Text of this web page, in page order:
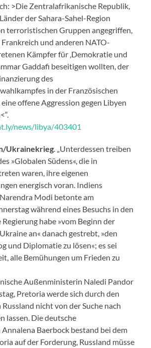
>Die Zentralafrikanische Republik,
der Sahara-Sahel-Region
terroristischen Gruppen angegriffen,
und anderen NATO-
Kämpfer für ‚Demokratie und
Gaddafi beseitigen wollten, der
des
in der Französischen
offene Aggression gegen Libyen
news/libya/403401
Ukrainekrieg . „Unterdessen treiben
»Globalen Südens«, die in
waren, ihre eigenen
energisch voran. Indiens
Modi betonte am
während eines Besuchs in den
Regierung habe »vom Beginn der
an« danach gestrebt, »den
und Diplomatie zu lösen«; es sei
alle Bemühungen um Frieden zu
Außenministerin Naledi Pandor
Pretoria werde sich durch den
nicht von der Suche nach
lassen. Die deutsche
Baerbock bestand bei dem
auf der Forderung, Russland müsse